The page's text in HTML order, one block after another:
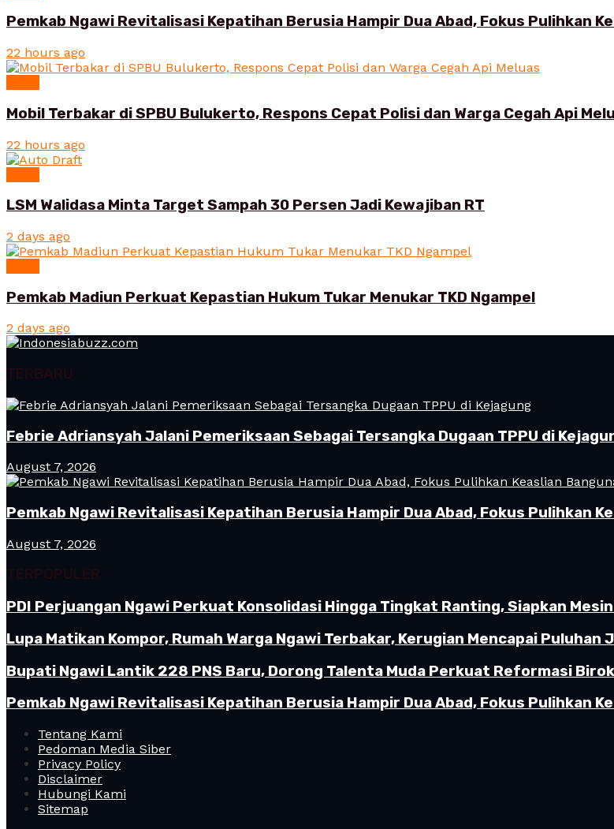
Pemkab Ngawi Revitalisasi Kepatihan Berusia Hampir Dua Abad, Fokus Pulihkan
22 hours ago
Mobil Terbakar di SPBU Bulukerto, Respons Cepat Polisi dan Warga Cegah Api
22 hours ago
LSM Walidasa Minta Target Sampah 30 Persen Jadi Kewajiban RT
2 days ago
Pemkab Madiun Perkuat Kepastian Hukum Tukar Menukar TKD Ngampel
2 days ago
TERBARU
Febrie Adriansyah Jalani Pemeriksaan Sebagai Tersangka Dugaan TPPU di
August 7, 2026
Pemkab Ngawi Revitalisasi Kepatihan Berusia Hampir Dua Abad, Fokus Pulihkan
August 7, 2026
TERPOPULER
PDI Perjuangan Ngawi Perkuat Konsolidasi Hingga Tingkat Ranting, Siapkan
Lupa Matikan Kompor, Rumah Warga Ngawi Terbakar, Kerugian Mencapai Puluhan
Bupati Ngawi Lantik 228 PNS Baru, Dorong Talenta Muda Perkuat Reformasi
Pemkab Ngawi Revitalisasi Kepatihan Berusia Hampir Dua Abad, Fokus Pulihkan
Tentang Kami
Pedoman Media Siber
Privacy Policy
Disclaimer
Hubungi Kami
Sitemap